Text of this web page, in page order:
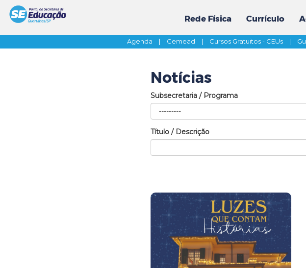
Rede Física Currículo
Agenda | Cemead | Cursos Gratuitos - CEUs |
Notícias
Subsecretaria / Programa
Título / Descrição